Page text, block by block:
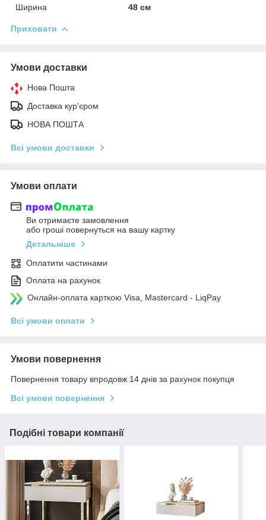
Ширина
48 см
Приховати
Умови доставки
Нова Пошта
Доставка кур'єром
НОВА ПОШТА
Всі умови доставки
Умови оплати
Ви отримаєте замовлення
або гроші повернуться на вашу картку
Детальніше
Оплатити частинами
Оплата на рахунок
Онлайн-оплата карткою Visa, Mastercard - LiqPay
Всі умови оплати
Умови повернення
Повернення товару впродовж 14 днів за рахунок покупця
Всі умови повернення
Подібні товари компанії